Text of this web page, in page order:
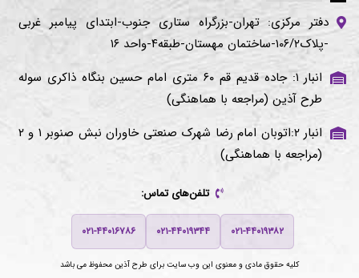
دفتر مرکزی: تهران-بزرگراه ستاری جنوب-ابتدای پیامبر غربی
-پلاک۱۰۶/۲-ساختمان مهستان-طبقه۴-واحد ۱۶
انبار ۱: جاده قدیم قم ۶۰ متری امام حسین بنگاه ذاکری سوله
طرح آذین (مراجعه با هماهنگی)
انبار ۲:اتوبان امام رضا شهرک صنعتی خاوران نبش صنوبر ۱ و ۲
(مراجعه با هماهنگی)
تلفن‌های تماس:
۰۲۱-۴۴۰۱۹۳۸۲ ۰۲۱-۴۴۰۱۹۳۴۴ ۰۲۱-۴۴۰۱۶۷۸۶
کلیه حقوق مادی و معنوی این وب سایت برای طرح آذین محفوظ می باشد